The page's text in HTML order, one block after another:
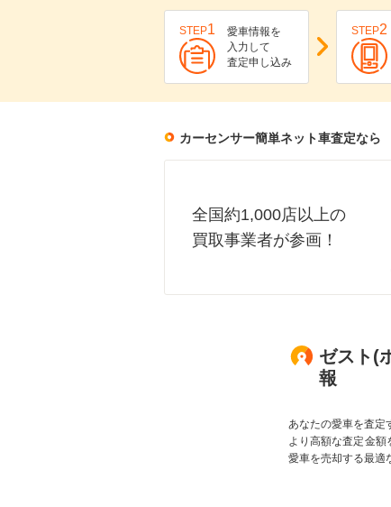
STEP1
愛車情報を
入力して
査定申し込み
STEP2
カーセンサー簡単ネット車査定なら
全国約1,000店以上の
買取事業者が参画！
ゼスト(
報
あなたの愛車を査定
より高額な査定金
愛車を売却する最適